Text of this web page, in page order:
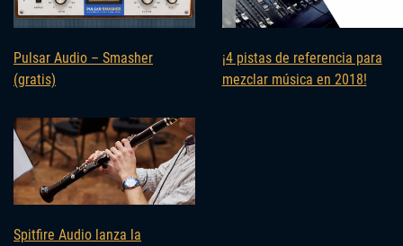
Pulsar Audio – Smasher
(gratis)
¡4 pistas de referencia para
mezclar música en 2018!
Spitfire Audio lanza la